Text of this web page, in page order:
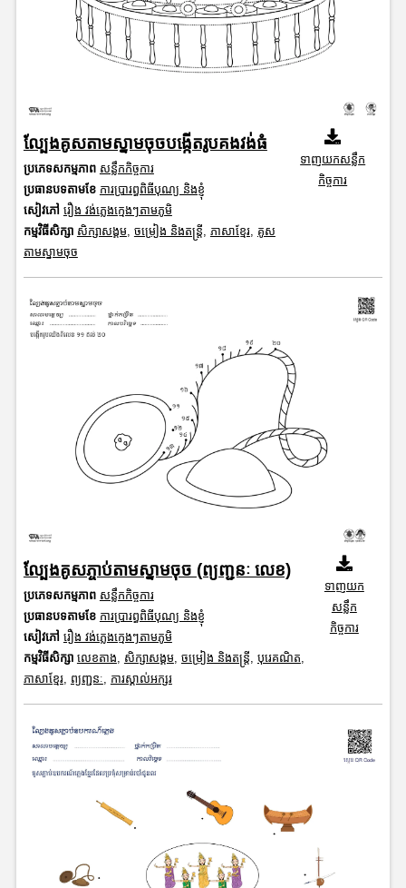
ល្បែងគូសតាមស្នាមចុចបង្កើតរូបគងវង់ធំ
ប្រភេទសកម្មភាព សន្លឹកកិច្ចការ
ប្រធានបទតាមខែ ការប្រារព្ធពិធីបុណ្យ និងខ្ញុំ
សៀវភៅ រឿង វង់ភ្លេងក្មេងៗតាមភូមិ
កម្មវិធីសិក្សា សិក្សាសង្គម, ចម្រៀង និងតន្ត្រី, ភាសាខ្មែរ, គូស
តាមស្នាមចុច
ទាញយកសន្លឹក
កិច្ចការ
ល្បែងគូសភ្ចាប់តាមស្នាមចុច (ព្យញ្ជនៈ លេខ)
ប្រភេទសកម្មភាព សន្លឹកកិច្ចការ
ប្រធានបទតាមខែ ការប្រារព្ធពិធីបុណ្យ និងខ្ញុំ
សៀវភៅ រឿង វង់ភ្លេងក្មេងៗតាមភូមិ
កម្មវិធីសិក្សា លេខតាង, សិក្សាសង្គម, ចម្រៀង និងតន្ត្រី, បុរេគណិត,
ភាសាខ្មែរ, ព្យញ្ជនៈ, ការស្គាល់អក្សរ
ទាញយក
សន្លឹក
កិច្ចការ